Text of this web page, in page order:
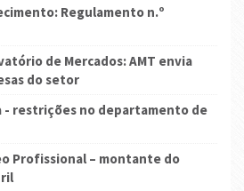
Regulamento n.º
de Mercados: AMT envia
do setor
- restrições no departamento de
Profissional – montante do